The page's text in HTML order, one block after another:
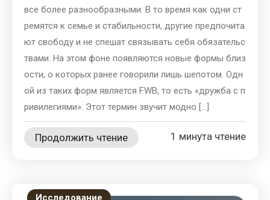
все более разнообразными. В то время как одни ст
ремятся к семье и стабильности, другие предпочита
ют свободу и не спешат связывать себя обязательс
твами. На этом фоне появляются новые формы близ
ости, о которых ранее говорили лишь шепотом. Одн
ой из таких форм является FWB, то есть «дружба с п
ривилегиями». Этот термин звучит модно […]
Продолжить чтение 1 минута чтение
Исследование